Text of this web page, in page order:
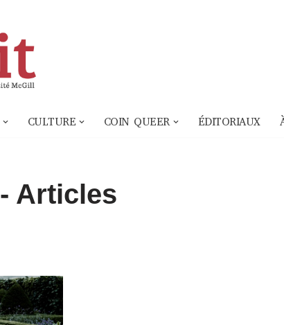
CULTURE COIN QUEER ÉDITORIAUX
- Articles